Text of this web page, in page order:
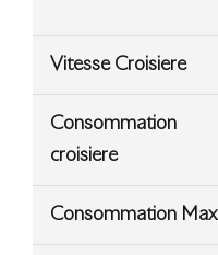
Vitesse Croisiere
Consommation
croisiere
Consommation Max